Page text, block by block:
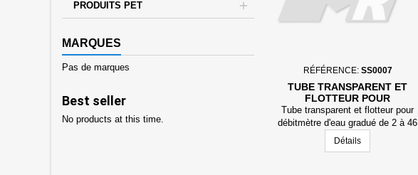
PRODUITS PET
MARQUES
Pas de marques
Best seller
No products at this time.
RÉFÉRENCE: SS0007
TUBE TRANSPARENT ET
FLOTTEUR POUR
DÉBITMÈTRE D'EAU GRADUÉ
DE 2 À 46 L/H
Tube transparent et flotteur pour
débitmètre d'eau gradué de 2 à 46
L/h
Détails